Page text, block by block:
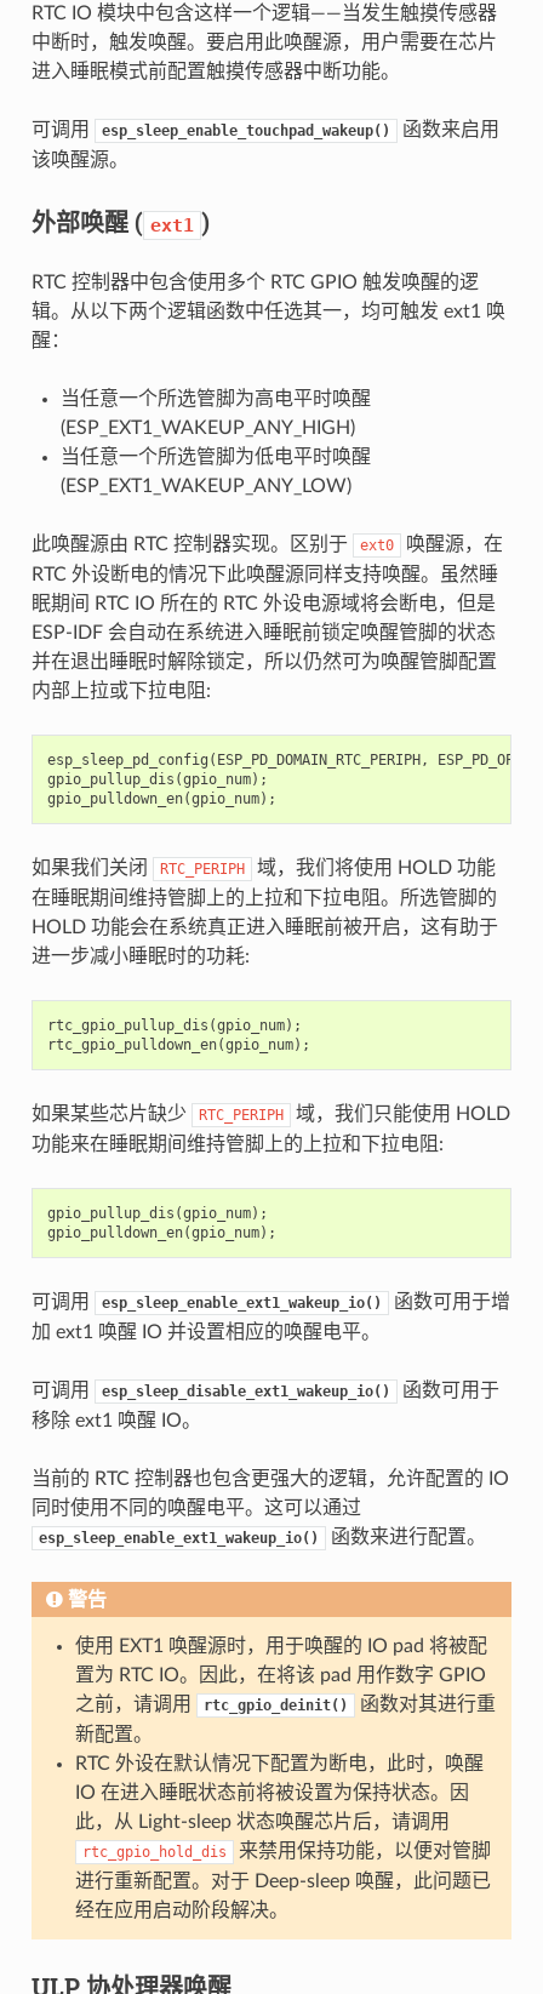
RTC IO 模块中包含这样一个逻辑——当发生触摸传感器
中断时，触发唤醒。要启用此唤醒源，用户需要在芯片
进入睡眠模式前配置触摸传感器中断功能。
可调用 esp_sleep_enable_touchpad_wakeup()
函数来启用
该唤醒源。
外部唤醒 ( ext1 )
RTC 控制器中包含使用多个 RTC GPIO 触发唤醒的逻
辑。从以下两个逻辑函数中任选其一，均可触发 ext1 唤
醒：
当任意一个所选管脚为高电平时唤醒
(ESP_EXT1_WAKEUP_ANY_HIGH)
当任意一个所选管脚为低电平时唤醒
(ESP_EXT1_WAKEUP_ANY_LOW)
此唤醒源由 RTC 控制器实现。区别于 ext0
唤醒源，在
RTC 外设断电的情况下此唤醒源同样支持唤醒。虽然睡
眠期间 RTC IO 所在的 RTC 外设电源域将会断电，但是
ESP-IDF 会自动在系统进入睡眠前锁定唤醒管脚的状态
并在退出睡眠时解除锁定，所以仍然可为唤醒管脚配置
内部上拉或下拉电阻:
esp_sleep_pd_config ( ESP_PD_DOMAIN_RTC_PERIPH,
gpio_pullup_dis (gpio_num);
gpio_pulldown_en(gpio_num);
如果我们关闭 RTC_PERIPH
域，我们将使用 HOLD 功能
在睡眠期间维持管脚上的上拉和下拉电阻。所选管脚的
HOLD 功能会在系统真正进入睡眠前被开启，这有助于
进一步减小睡眠时的功耗:
rtc_gpio_pullup_dis (gpio_num);
rtc_gpio_pulldown_en(gpio_num);
如果某些芯片缺少 RTC_PERIPH
域，我们只能使用 HOLD
功能来在睡眠期间维持管脚上的上拉和下拉电阻:
gpio_pullup_dis (gpio_num);
gpio_pulldown_en(gpio_num);
可调用 esp_sleep_enable_ext1_wakeup_io()
函数可用于增
加 ext1 唤醒 IO 并设置相应的唤醒电平。
可调用 esp_sleep_disable_ext1_wakeup_io()
函数可用于
移除 ext1 唤醒 IO。
当前的 RTC 控制器也包含更强大的逻辑，允许配置的 IO
同时使用不同的唤醒电平。这可以通过
esp_sleep_enable_ext1_wakeup_io() 函数来进行配置。
警告
使用 EXT1 唤醒源时，用于唤醒的 IO pad 将被配
置为 RTC IO。因此，在将该 pad 用作数字 GPIO
之前，请调用
rtc_gpio_deinit()
函数对其进行重
新配置。
RTC 外设在默认情况下配置为断电，此时，唤醒
IO 在进入睡眠状态前将被设置为保持状态。因
此，从 Light-sleep 状态唤醒芯片后，请调用
rtc_gpio_hold_dis
来禁用保持功能，以便对管脚
进行重新配置。对于 Deep-sleep 唤醒，此问题已
经在应用启动阶段解决。
ULP 协处理器唤醒